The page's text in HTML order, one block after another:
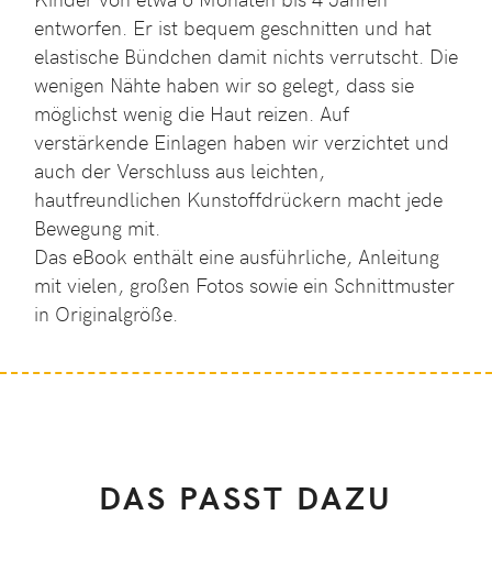
entworfen. Er ist bequem geschnitten und hat
elastische Bündchen damit nichts verrutscht. Die
wenigen Nähte haben wir so gelegt, dass sie
möglichst wenig die Haut reizen. Auf
verstärkende Einlagen haben wir verzichtet und
auch der Verschluss aus leichten,
hautfreundlichen Kunstoffdrückern macht jede
Bewegung mit.
Das eBook enthält eine ausführliche, Anleitung
mit vielen, großen Fotos sowie ein Schnittmuster
in Originalgröße.
DAS PASST DAZU